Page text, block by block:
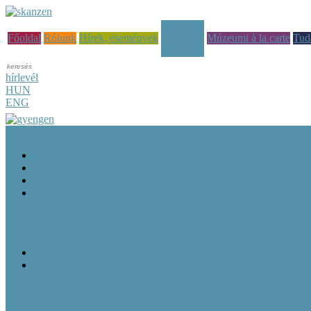
Főoldal Rólunk Hírek, események
Múzeumi à la carte
hírlevél
HUN
ENG